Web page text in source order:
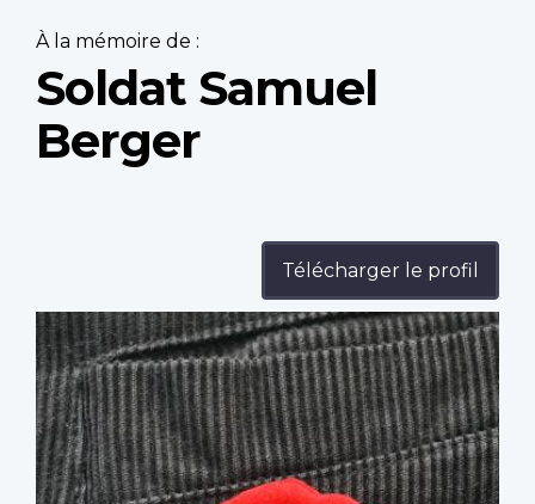
À la mémoire de :
Soldat Samuel
Berger
Télécharger le profil
Profile
image